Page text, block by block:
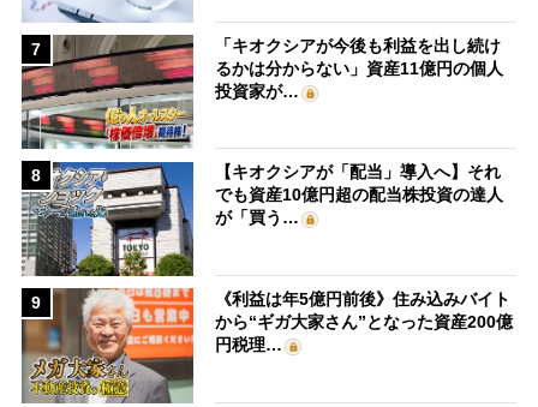
7
「キオクシアが今後も利益を出し続け
るかは分からない」資産11億円の個人
投資家が…
8
【キオクシアが「配当」導入へ】それ
でも資産10億円超の配当株投資の達人
が「買う…
9
《利益は年5億円前後》住み込みバイト
から“ギガ大家さん”となった資産200億
円税理…